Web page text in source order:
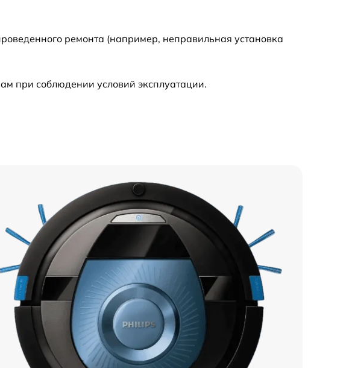
600 р
ремонта (например, неправильная установка
при соблюдении условий эксплуатации.